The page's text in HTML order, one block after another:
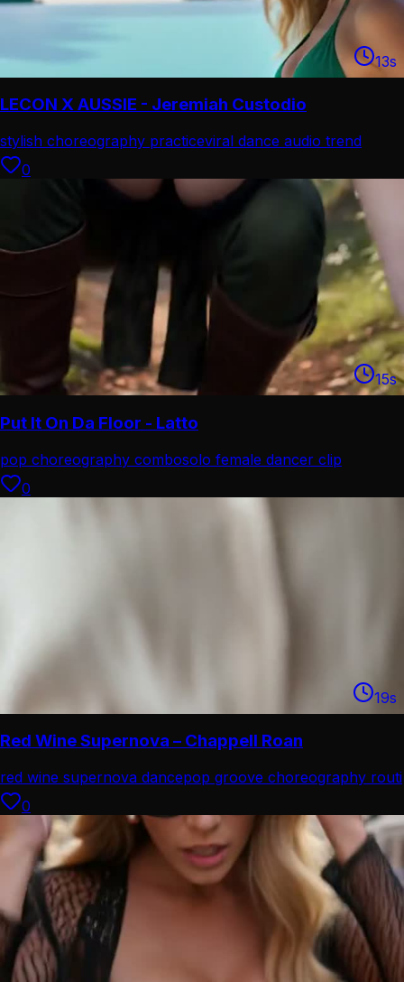
13s
LECON X AUSSIE - Jeremiah Custodio
stylish choreography practiceviral dance audio trend
0
15s
Put It On Da Floor - Latto
pop choreography combosolo female dancer clip
0
19s
Red Wine Supernova – Chappell Roan
red wine supernova dancepop groove choreography routi
0